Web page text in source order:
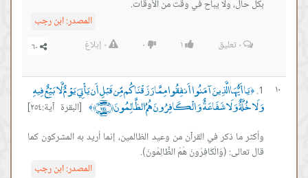
بكل حال، ولا يباح في وقت من الأوقات.
المصدر:ابن رجب
٠تعليق ١ ٠ ٠ إبلاغ
١٠ ﴿يَا أَيُّهَا الَّذِينَ آمَنُوا أَنفِقُوا مِمَّا رَزَقْنَاكُم مِّن قَبْلِ أَن يَأْتِيَ يَوْمٌ لَّا بَيْعٌ فِيهِ
وَلَا خُلَّةٌ وَلَا شَفَاعَةٌ وَالْكَافِرُونَ هُمُ الظَّالِمُونَ ﴿٢٥٤﴾ ﴾
[البقرة آية:٢٥٤]
وأكثر ما ذكر في القرآن من وعيد الظالمين، إنما أريد به المشركون كما
قال تعالى: (وَالْكَافِرُونَ هُمُ الظَّالِمُونَ).
المصدر:ابن رجب